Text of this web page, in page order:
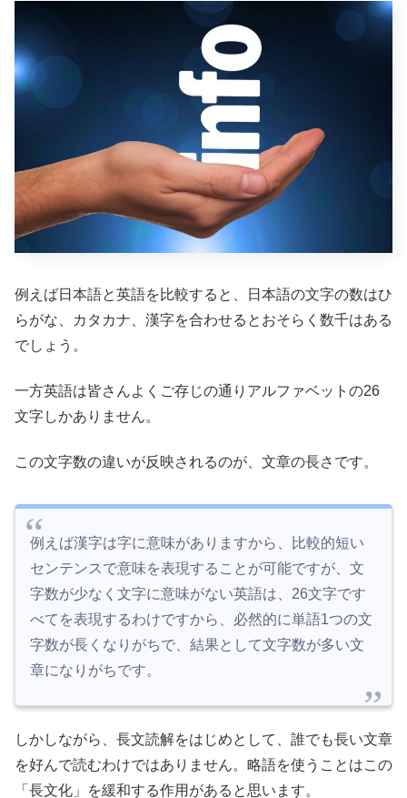
例えば日本語と英語を比較すると、日本語の文字の数はひ
らがな、カタカナ、漢字を合わせるとおそらく数千はある
でしょう。
一方英語は皆さんよくご存じの通りアルファベットの26
文字しかありません。
この文字数の違いが反映されるのが、文章の長さです。
例えば漢字は字に意味がありますから、比較的短い
センテンスで意味を表現することが可能ですが、文
字数が少なく文字に意味がない英語は、26文字です
べてを表現するわけですから、必然的に単語1つの文
字数が長くなりがちで、結果として文字数が多い文
章になりがちです。
しかしながら、長文読解をはじめとして、誰でも長い文章
を好んで読むわけではありません。略語を使うことはこの
「長文化」を緩和する作用があると思います。